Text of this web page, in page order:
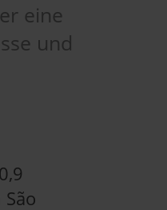
eine
und